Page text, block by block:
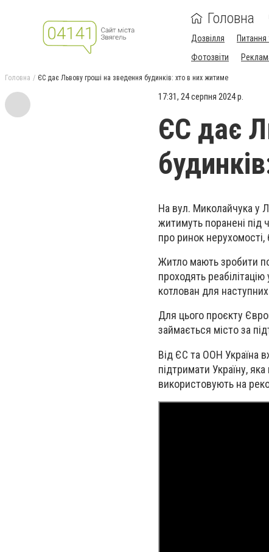
Головна
Дозвілля Питання
Фотозвіти
Головна ЄС дає Львову гроші на зведення будинків: хто в них житиме
17:31, 24 серпня 2024 р.
ЄС дає
На вул. Миколайчука у
житимуть поранені під
про ринок нерухомості,
Житло мають зробити
проходять
котлован для
Для цього проєкту
займається місто за
Від ЄС та ООН Україна
підтримати Україну, яка
використовують на